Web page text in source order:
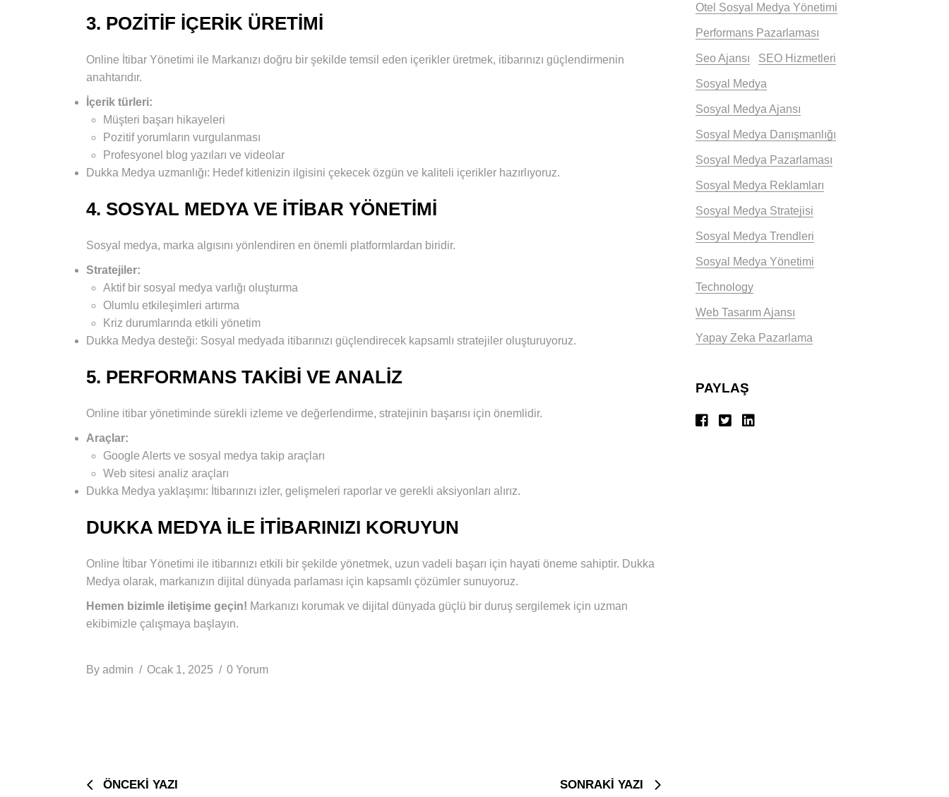
3. POZITIF İÇERIK ÜRETIMI
Online İtibar Yönetimi ile Markanızı doğru bir şekilde temsil eden içerikler üretmek, itibarınızı güçlendirmenin
anahtarıdır.
İçerik türleri:
Müşteri başarı hikayeleri
Pozitif yorumların vurgulanması
Profesyonel blog yazıları ve videolar
Dukka Medya uzmanlığı: Hedef kitlenizin ilgisini çekecek özgün ve kaliteli içerikler hazırlıyoruz.
4. SOSYAL MEDYA VE İTIBAR YÖNETIMI
Sosyal medya, marka algısını yönlendiren en önemli platformlardan biridir.
Stratejiler:
Aktif bir sosyal medya varlığı oluşturma
Olumlu etkileşimleri artırma
Kriz durumlarında etkili yönetim
Dukka Medya desteği: Sosyal medyada itibarınızı güçlendirecek kapsamlı stratejiler oluşturuyoruz.
5. PERFORMANS TAKIBI VE ANALIZ
Online itibar yönetiminde sürekli izleme ve değerlendirme, stratejinin başarısı için önemlidir.
Araçlar:
Google Alerts ve sosyal medya takip araçları
Web sitesi analiz araçları
Dukka Medya yaklaşımı: İtibarınızı izler, gelişmeleri raporlar ve gerekli aksiyonları alırız.
DUKKA MEDYA ILE İTIBARINIZI KORUYUN
Online İtibar Yönetimi ile itibarınızı etkili bir şekilde yönetmek, uzun vadeli başarı için hayati öneme sahiptir. Dukka
Medya olarak, markanızın dijital dünyada parlaması için kapsamlı çözümler sunuyoruz.
Hemen bizimle iletişime geçin! Markanızı korumak ve dijital dünyada güçlü bir duruş sergilemek için uzman
ekibimizle çalışmaya başlayın.
By admin Ocak 1, 2025 0 Yorum
ÖNCEKI YAZI SONRAKI YAZI
Otel Sosyal Medya Yönetimi
Performans Pazarlaması
Seo Ajansı SEO Hizmetleri
Sosyal Medya
Sosyal Medya Ajansı
Sosyal Medya Danışmanlığı
Sosyal Medya Pazarlaması
Sosyal Medya Reklamları
Sosyal Medya Stratejisi
Sosyal Medya Trendleri
Sosyal Medya Yönetimi
Technology
Web Tasarım Ajansı
Yapay Zeka Pazarlama
PAYLAŞ